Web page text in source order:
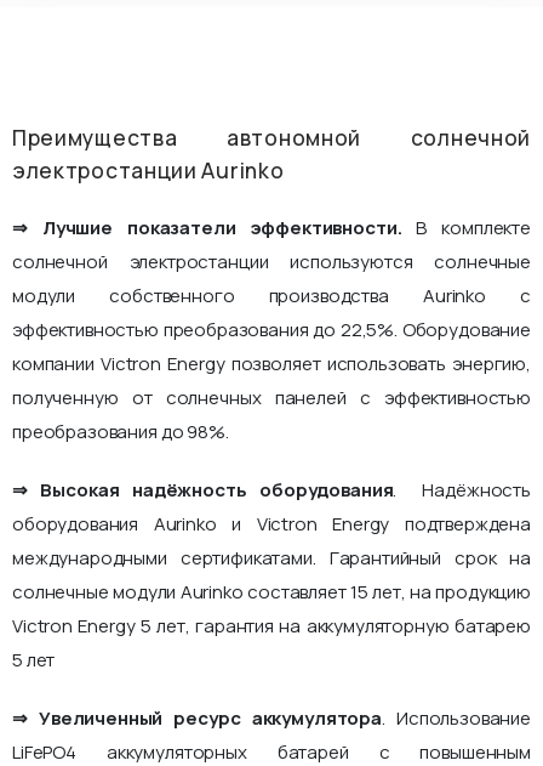
Преимущества автономной солнечной
электростанции Aurinko
⇒ Лучшие показатели эффективности.В комплекте
солнечной электростанции используются солнечные
модули собственного производства Aurinko с
эффективностью преобразования до 22,5%. Оборудование
компании Victron Energy позволяет использовать энергию,
полученную от солнечных панелей с эффективностью
преобразования до 98%.
⇒ Высокая надёжность оборудования. Надёжность
оборудования Aurinko и Victron Energy подтверждена
международными сертификатами. Гарантийный срок на
солнечные модули Aurinko составляет 15 лет, на продукцию
Victron Energy 5 лет, гарантия на аккумуляторную батарею
5 лет
⇒ Увеличенный ресурс аккумулятора. Использование
LiFePO4 аккумуляторных батарей с повышенным